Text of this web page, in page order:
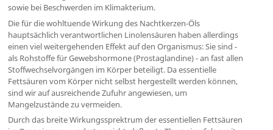
sowie bei Beschwerden im Klimakterium.
Die für die wohltuende Wirkung des Nachtkerzen-Öls
hauptsächlich verantwortlichen Linolensäuren haben allerdings
einen viel weitergehenden Effekt auf den Organismus: Sie sind -
als Rohstoffe für Gewebshormone (Prostaglandine) - an fast allen
Stoffwechselvorgängen im Körper beteiligt. Da essentielle
Fettsäuren vom Körper nicht selbst hergestellt werden können,
sind wir auf ausreichende Zufuhr angewiesen, um
Mangelzustände zu vermeiden.
Durch das breite Wirkungssprektrum der essentiellen Fettsäuren